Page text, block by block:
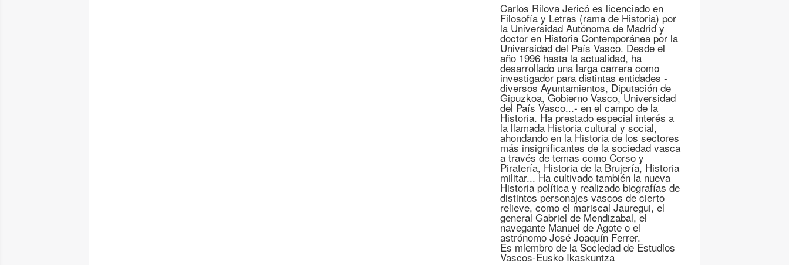
Carlos Rilova Jericó es licenciado en
Filosofía y Letras (rama de Historia) por
la Universidad Autónoma de Madrid y
doctor en Historia Contemporánea por la
Universidad del País Vasco. Desde el
año 1996 hasta la actualidad, ha
desarrollado una larga carrera como
investigador para distintas entidades -
diversos Ayuntamientos, Diputación de
Gipuzkoa, Gobierno Vasco, Universidad
del País Vasco...- en el campo de la
Historia. Ha prestado especial interés a
la llamada Historia cultural y social,
ahondando en la Historia de los sectores
más insignificantes de la sociedad vasca
a través de temas como Corso y
Piratería, Historia de la Brujería, Historia
militar... Ha cultivado también la nueva
Historia política y realizado biografías de
distintos personajes vascos de cierto
relieve, como el mariscal Jauregui, el
general Gabriel de Mendizabal, el
navegante Manuel de Agote o el
astrónomo José Joaquín Ferrer.
Es miembro de la Sociedad de Estudios
Vascos-Eusko Ikaskuntza